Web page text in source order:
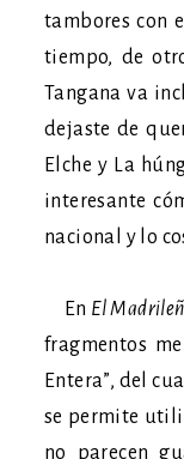
tambores con
tiempo, de
Tangana va
dejaste de
Elche y La
interesante
nacional y lo
En El
fragmentos
Entera”, del
se permite
no parecen